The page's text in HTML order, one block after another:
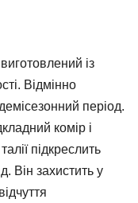
із
Відмінно
період.
комір і
підкреслить
Він захистить у